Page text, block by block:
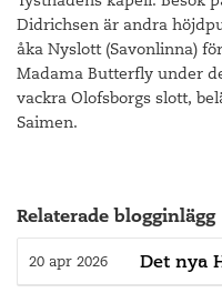
Didrichsen är andra
åka Nyslott (Savonlinna)
Madama Butterfly under
vackra Olofsborgs slott,
Saimen.
Relaterade blogginlägg
20 apr 2026 Det nya